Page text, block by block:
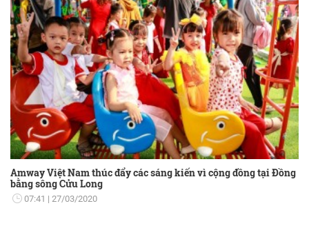
Amway Việt Nam thúc đẩy các sáng kiến vì cộng đồng tại Đồng
bằng sông Cửu Long
07:41 27/03/2020